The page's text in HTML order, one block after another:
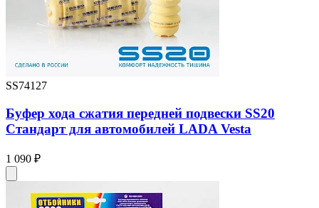
SS74127
Буфер хода сжатия передней подвески SS20
Стандарт для автомобилей LADA Vesta
1 090 ₽